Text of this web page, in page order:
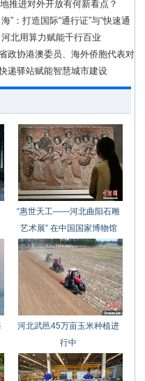
推进对外开放有何新看点？
”：打造国际“通行证”与“快速通
北用算力赋能千行百业
政协港澳委员、海外侨胞代表对
递驿站赋能智慧城市建设
“惠世天工——河北曲阳石雕
艺术展” 在中国国家博物馆
开幕
河北武邑45万亩玉米种植进
行中